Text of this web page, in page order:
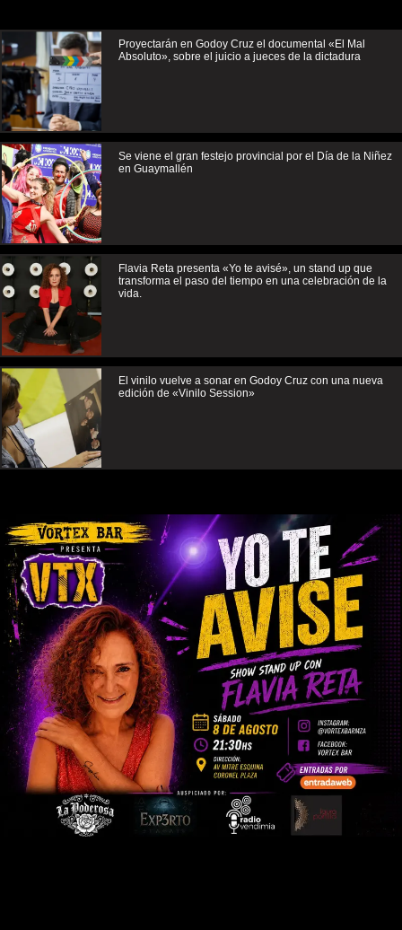
Proyectarán en Godoy Cruz el documental «El Mal
Absoluto», sobre el juicio a jueces de la dictadura
Se viene el gran festejo provincial por el Día de la Niñez
en Guaymallén
Flavia Reta presenta «Yo te avisé», un stand up que
transforma el paso del tiempo en una celebración de la
vida.
El vinilo vuelve a sonar en Godoy Cruz con una nueva
edición de «Vinilo Session»